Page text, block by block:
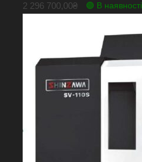
2 296 700,00₴ 🟢 В наявності